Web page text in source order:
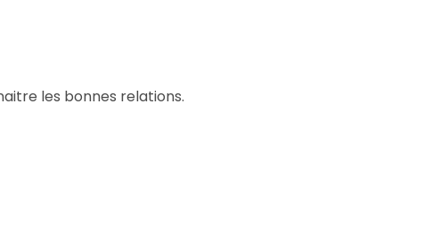
les bonnes relations.